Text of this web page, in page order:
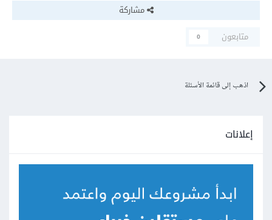
مشاركة
متابعون
0
اذهب إلى قائمة الأسئلة
إعلانات